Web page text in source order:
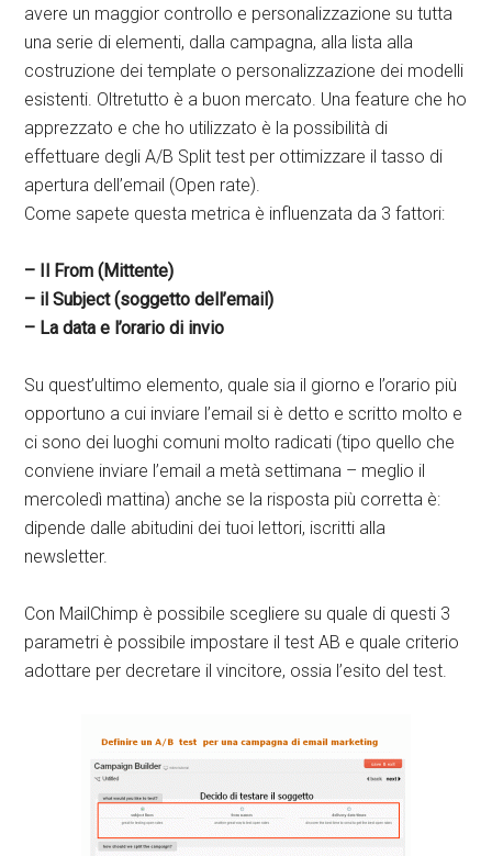
avere un maggior controllo e personalizzazione su tutta
una serie di elementi, dalla campagna, alla lista alla
costruzione dei template o personalizzazione dei modelli
esistenti. Oltretutto è a buon mercato. Una feature che ho
apprezzato e che ho utilizzato è la possibilità di
effettuare degli A/B Split test per ottimizzare il tasso di
apertura dell’email (Open rate).
Come sapete questa metrica è influenzata da 3 fattori:
– Il From (Mittente)
– il Subject (soggetto dell’email)
– La data e l’orario di invio
Su quest’ultimo elemento, quale sia il giorno e l’orario più
opportuno a cui inviare l’email si è detto e scritto molto e
ci sono dei luoghi comuni molto radicati (tipo quello che
conviene inviare l’email a metà settimana – meglio il
mercoledì mattina) anche se la risposta più corretta è:
dipende dalle abitudini dei tuoi lettori, iscritti alla
newsletter.
Con MailChimp è possibile scegliere su quale di questi 3
parametri è possibile impostare il test AB e quale criterio
adottare per decretare il vincitore, ossia l’esito del test.